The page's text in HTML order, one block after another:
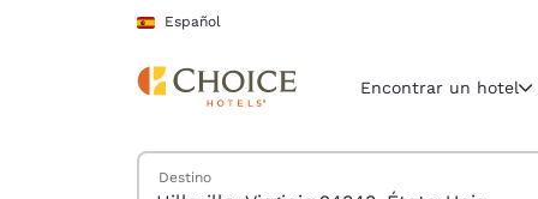
Saltar A Contenido Principal
Español
Encontrar un hotel
Buscar hoteles
Destino